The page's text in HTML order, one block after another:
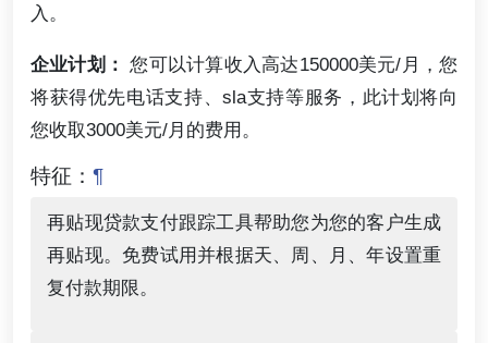
入。
企业计划： 您可以计算收入高达150000美元/月，您
将获得优先电话支持、sla支持等服务，此计划将向
您收取3000美元/月的费用。
特征： ¶
再贴现贷款支付跟踪工具帮助您为您的客户生成
再贴现。免费试用并根据天、周、月、年设置重
复付款期限。